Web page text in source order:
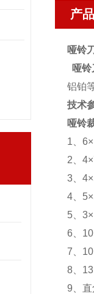
产
哑铃
哑
铝铂
技术
哑铃
1、
2、
3、
4、
5、
6、
7、
8、
9、